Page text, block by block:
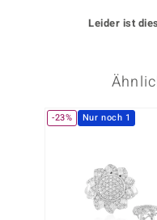
Leider ist
-23% Nur noch 1